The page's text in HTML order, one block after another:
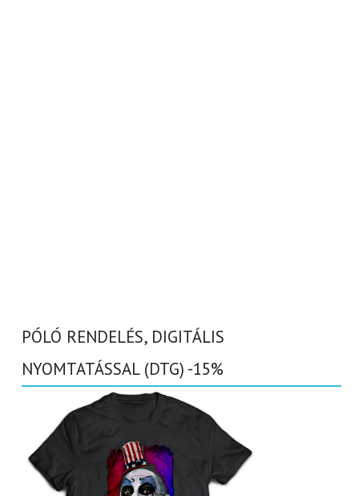
PÓLÓ RENDELÉS, DIGITÁLIS
NYOMTATÁSSAL (DTG) -15%